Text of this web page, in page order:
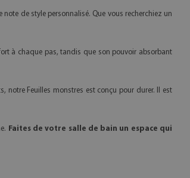
de style personnalisé. Que vous recherchiez un
à chaque pas, tandis que son pouvoir absorbant
notre Feuilles monstres est conçu pour durer. Il est
Faites de votre salle de bain un espace qui